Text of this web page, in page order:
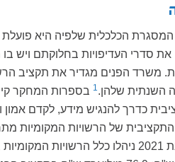
הכלכלית שלפיה היא
סדרי העדיפויות בחלוקתם ויש
משרד הפנים מגדיר את תקציב
השנתית שלהן. 1 בספרות המחקר
כדרך להנגיש מידע, לקדם אמון
של הרשויות המקומיות
התקציבים שהן מנהלות: בשנת 2021 ניהלו כלל